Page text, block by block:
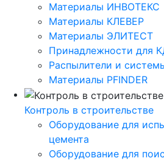
Материалы ИНВОТЕКС
Материалы КЛЕВЕР
Материалы ЭЛИТЕСТ
Принадлежности для
Распылители и
Материалы PFINDER
Контроль в строительстве
Оборудование для
цемента
Оборудование для